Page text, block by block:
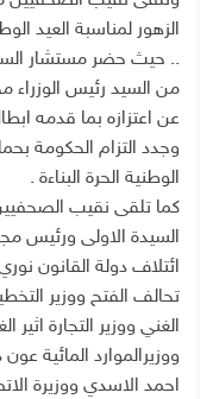
.. حيث حضر مستشار
من السيد رئيس الوزراء
عن اعتزازه بما قدمه
وجدد التزام الحكومة
الوطنية الحرة البناءة .
كما تلقى نقيب
السيدة الاولى ورئيس
ائتلاف دولة القانون
تحالف الفتح ووزير
الغني ووزير التجارة اثير
ووزيرالموارد المائية
احمد الاسدي ووزيرة